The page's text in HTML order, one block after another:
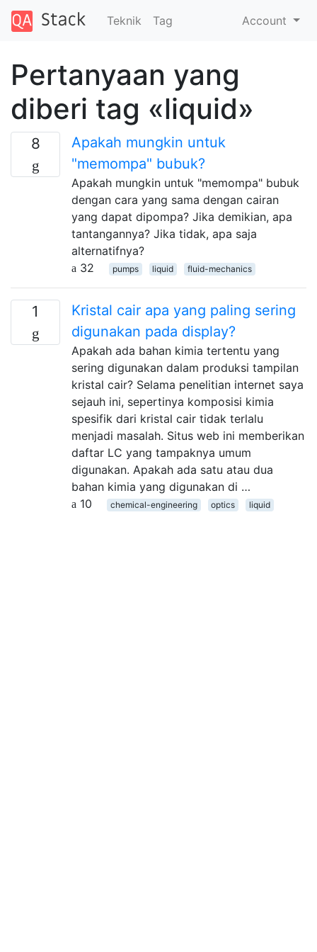
Teknik Tag Account
Pertanyaan yang
diberi tag «liquid»
8
Apakah mungkin untuk
"memompa" bubuk?
Apakah mungkin untuk "memompa" bubuk
dengan cara yang sama dengan cairan
yang dapat dipompa? Jika demikian, apa
tantangannya? Jika tidak, apa saja
alternatifnya?
32
pumps liquid fluid-mechanics
1
Kristal cair apa yang paling sering
digunakan pada display?
Apakah ada bahan kimia tertentu yang
sering digunakan dalam produksi tampilan
kristal cair? Selama penelitian internet saya
sejauh ini, sepertinya komposisi kimia
spesifik dari kristal cair tidak terlalu
menjadi masalah. Situs web ini memberikan
daftar LC yang tampaknya umum
digunakan. Apakah ada satu atau dua
bahan kimia yang digunakan di …
10
chemical-engineering optics liquid